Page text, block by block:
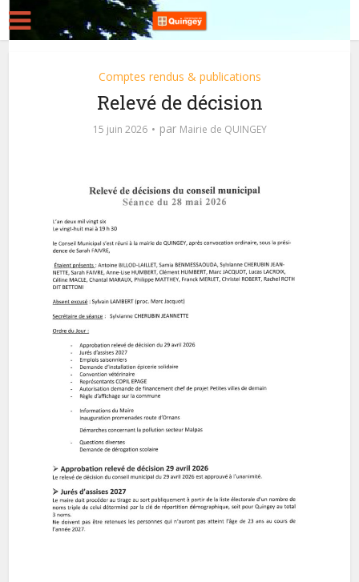
Comptes rendus & publications
Relevé de décision
15 juin 2026 par Mairie de QUINGEY